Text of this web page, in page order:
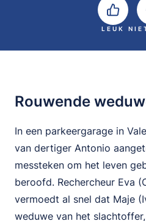
LEUK
Rouwende
In een parkeergarage in
van dertiger Antonio
messteken om het leven
beroofd. Rechercheur Eva
vermoedt al snel dat Maje
weduwe van het